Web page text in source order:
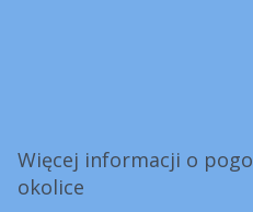
Więcej informacji o
okolice